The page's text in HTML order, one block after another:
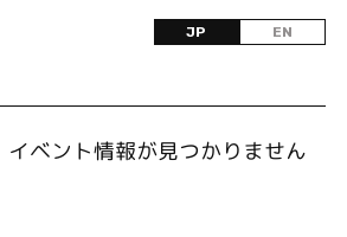
JP EN
ベント情報が見つかりません